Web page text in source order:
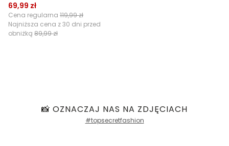
69,99 zł
Cena regularna 119,99 zł
Najniższa cena z 30 dni przed
obniżką 89,99 zł
📸 OZNACZAJ NAS NA ZDJĘCIACH
#topsecretfashion